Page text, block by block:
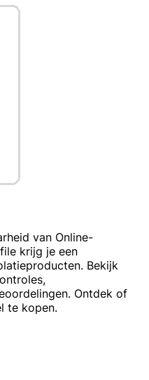
van Online-
krijg je een
Bekijk
Ontdek of
te kopen.